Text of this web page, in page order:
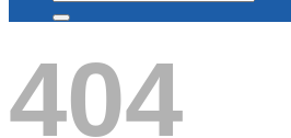
404